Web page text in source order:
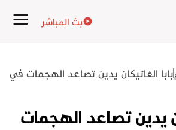
بث المباشر
بابا الفاتيكان يدين تصاعد الهجمات
يدين تصاعد الهجمات